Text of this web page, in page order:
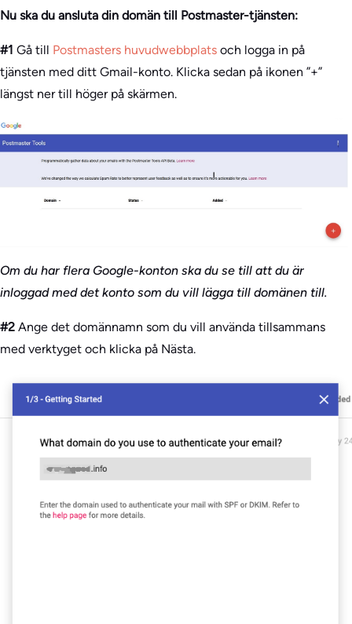
Nu ska du ansluta din domän till Postmaster-tjänsten:
#1 Gå till Postmasters huvudwebbplats och logga in på
tjänsten med ditt Gmail-konto. Klicka sedan på ikonen ”+”
längst ner till höger på skärmen.
Om du har flera Google-konton ska du se till att du är
inloggad med det konto som du vill lägga till domänen till.
#2 Ange det domännamn som du vill använda tillsammans
med verktyget och klicka på Nästa.